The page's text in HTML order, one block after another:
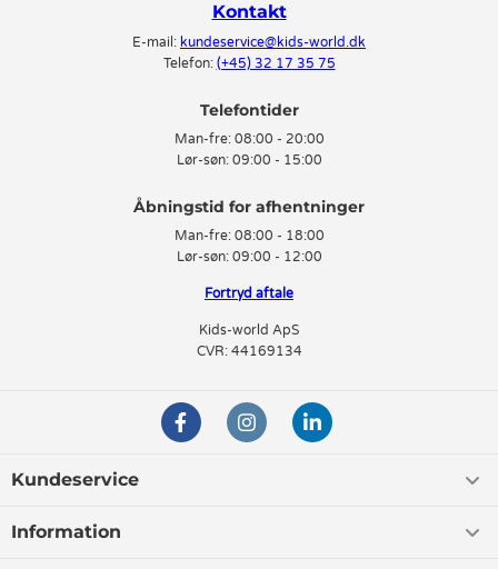
Kontakt
E-mail: kundeservice@kids-world.dk
Telefon: (+45) 32 17 35 75
Telefontider
Man-fre: 08:00 - 20:00
Lør-søn: 09:00 - 15:00
Man-fre: 08:00 - 18:00
Lør-søn: 09:00 - 12:00
Fortryd aftale
Kids-world ApS
CVR: 44169134
Kundeservice
Information